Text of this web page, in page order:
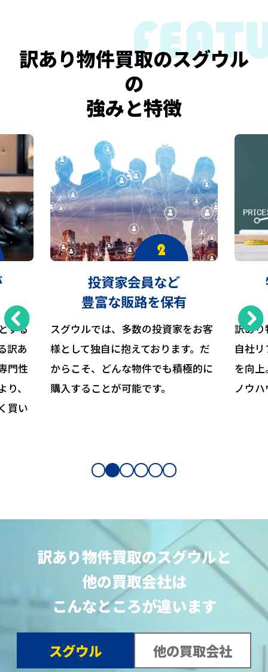
訳あり物件買取のスグウル
の
強みと特徴
する
訳あ
門性
、
買い
投資家会員など
豊富な販路を保有
スグウルでは、多数の投資家をお客
様として独自に抱えております。だ
からこそ、どんな物件でも積極的に
購入することが可能です。
訳あ
自社
を向
ノウ
訳あり物件買取のスグウルと
他の買取会社は
こんなところが違います
スグウル 他の買取会社